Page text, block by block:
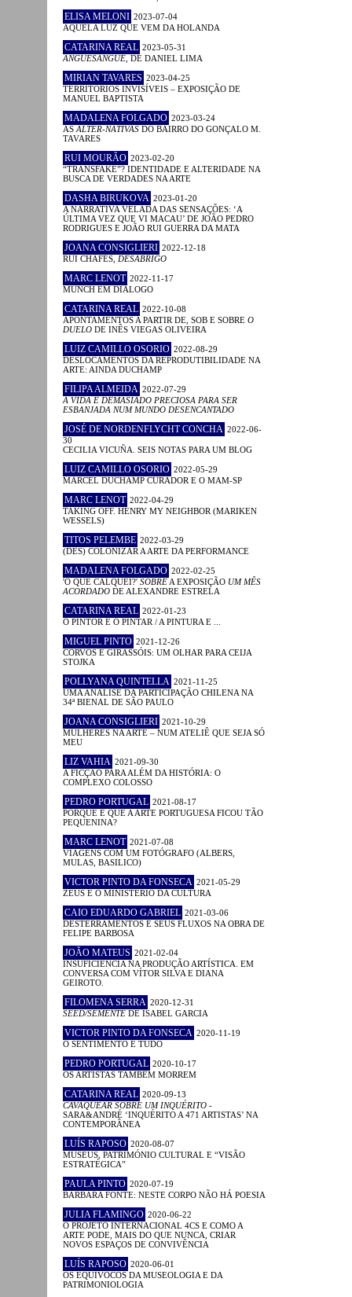
ELISA MELONI 2023-07-04
AQUELA LUZ QUE VEM DA HOLANDA
CATARINA REAL 2023-05-31
ANGUESÂNGUE , DE DANIEL LIMA
MIRIAN TAVARES 2023-04-25
TERRITÓRIOS INVISÍVEIS – EXPOSIÇÃO DE
MANUEL BAPTISTA
MADALENA FOLGADO 2023-03-24
AS ALTER-NATIVAS DO BAIRRO DO GONÇALO M.
TAVARES
RUI MOURÃO 2023-02-20
“TRANSFAKE”? IDENTIDADE E ALTERIDADE NA
BUSCA DE VERDADES NA ARTE
DASHA BIRUKOVA 2023-01-20
A NARRATIVA VELADA DAS SENSAÇÕES: ‘A
ÚLTIMA VEZ QUE VI MACAU’ DE JOÃO PEDRO
RODRIGUES E JOÃO RUI GUERRA DA MATA
JOANA CONSIGLIERI 2022-12-18
RUI CHAFES, DESABRIGO
MARC LENOT 2022-11-17
MUNCH EM DIÁLOGO
CATARINA REAL 2022-10-08
APONTAMENTOS A PARTIR DE, SOB E SOBRE O
DUELO DE INÊS VIEGAS OLIVEIRA
LUIZ CAMILLO OSORIO 2022-08-29
DESLOCAMENTOS DA REPRODUTIBILIDADE NA
ARTE: AINDA DUCHAMP
FILIPA ALMEIDA 2022-07-29
A VIDA É DEMASIADO PRECIOSA PARA SER
ESBANJADA NUM MUNDO DESENCANTADO
JOSÉ DE NORDENFLYCHT CONCHA 2022-06-
30
CECILIA VICUÑA. SEIS NOTAS PARA UM BLOG
LUIZ CAMILLO OSORIO 2022-05-29
MARCEL DUCHAMP CURADOR E O MAM-SP
MARC LENOT 2022-04-29
TAKING OFF. HENRY MY NEIGHBOR (MARIKEN
WESSELS)
TITOS PELEMBE 2022-03-29
(DES) COLONIZAR A ARTE DA PERFORMANCE
MADALENA FOLGADO 2022-02-25
'O QUE CALQUEI?' SOBRE A EXPOSIÇÃO UM MÊS
ACORDADO DE ALEXANDRE ESTRELA
CATARINA REAL 2022-01-23
O PINTOR E O PINTAR / A PINTURA E ...
MIGUEL PINTO 2021-12-26
CORVOS E GIRASSÓIS: UM OLHAR PARA CEIJA
STOJKA
POLLYANA QUINTELLA 2021-11-25
UMA ANÁLISE DA PARTICIPAÇÃO CHILENA NA
34ª BIENAL DE SÃO PAULO
JOANA CONSIGLIERI 2021-10-29
MULHERES NA ARTE – NUM ATELIÊ QUE SEJA SÓ
MEU
LIZ VAHIA 2021-09-30
A FICÇÃO PARA ALÉM DA HISTÓRIA: O
COMPLEXO COLOSSO
PEDRO PORTUGAL 2021-08-17
PORQUE É QUE A ARTE PORTUGUESA FICOU TÃO
PEQUENINA?
MARC LENOT 2021-07-08
VIAGENS COM UM FOTÓGRAFO (ALBERS,
MULAS, BASILICO)
VICTOR PINTO DA FONSECA 2021-05-29
ZEUS E O MINISTÉRIO DA CULTURA
CAIO EDUARDO GABRIEL 2021-03-06
DESTERRAMENTOS E SEUS FLUXOS NA OBRA DE
FELIPE BARBOSA
JOÃO MATEUS 2021-02-04
INSUFICIÊNCIA NA PRODUÇÃO ARTÍSTICA. EM
CONVERSA COM VÍTOR SILVA E DIANA
GEIROTO.
FILOMENA SERRA 2020-12-31
SEED/SEMENTE DE ISABEL GARCIA
VICTOR PINTO DA FONSECA 2020-11-19
O SENTIMENTO É TUDO
PEDRO PORTUGAL 2020-10-17
OS ARTISTAS TAMBÉM MORREM
CATARINA REAL 2020-09-13
CAVAQUEAR SOBRE UM INQUÉRITO -
SARA&ANDRÉ ‘INQUÉRITO A 471 ARTISTAS’ NA
CONTEMPORÂNEA
LUÍS RAPOSO 2020-08-07
MUSEUS, PATRIMÓNIO CULTURAL E “VISÃO
ESTRATÉGICA”
PAULA PINTO 2020-07-19
BÁRBARA FONTE: NESTE CORPO NÃO HÁ POESIA
JULIA FLAMINGO 2020-06-22
O PROJETO INTERNACIONAL 4CS E COMO A
ARTE PODE, MAIS DO QUE NUNCA, CRIAR
NOVOS ESPAÇOS DE CONVIVÊNCIA
LUÍS RAPOSO 2020-06-01
OS EQUÍVOCOS DA MUSEOLOGIA E DA
PATRIMONIOLOGIA